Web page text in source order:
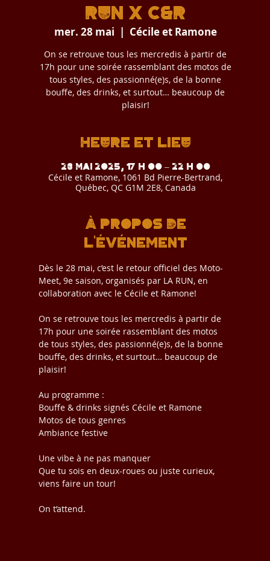
RUN x C&R
mer. 28 mai
  |
Cécile et Ramone
On se retrouve tous les mercredis à partir de
17h pour une soirée rassemblant des motos de
tous styles, des passionné(e)s, de la bonne
bouffe, des drinks, et surtout… beaucoup de
plaisir!
Heure et lieu
28 mai 2025, 17 h 00 – 22 h 00
Cécile et Ramone, 1061 Bd Pierre-Bertrand,
Québec, QC G1M 2E8, Canada
À propos de
l'événement
Dès le 28 mai, c’est le retour officiel des Moto-
Meet, 9e saison, organisés par LA RUN, en
collaboration avec le Cécile et Ramone!
On se retrouve tous les mercredis à partir de
17h pour une soirée rassemblant des motos
de tous styles, des passionné(e)s, de la bonne
bouffe, des drinks, et surtout… beaucoup de
plaisir!
Au programme :
Bouffe & drinks signés Cécile et Ramone
Motos de tous genres
Ambiance festive
Une vibe à ne pas manquer
Que tu sois en deux-roues ou juste curieux,
viens faire un tour!
On t’attend.